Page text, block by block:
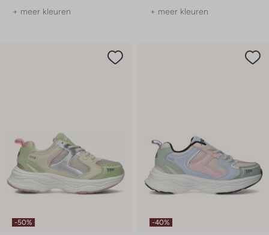
+ meer kleuren + meer kleuren
-50% -40%